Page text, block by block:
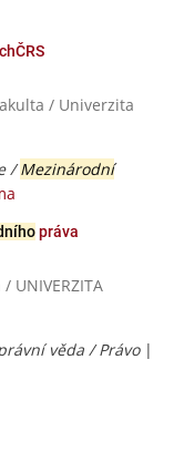
/ Univerzita
/Mezinárodní
práva
UNIVERZITA
věda / Právo|